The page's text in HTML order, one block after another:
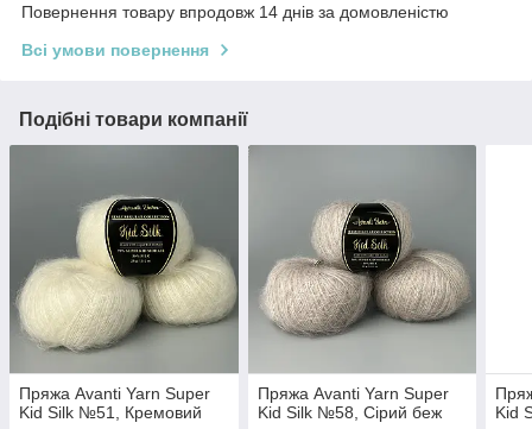
Повернення товару впродовж 14 днів за домовленістю
Всі умови повернення
Подібні товари компанії
Пряжа Avanti Yarn Super
Kid Silk №51, Кремовий
Пряжа Avanti Yarn Super
Kid Silk №58, Сірий беж
Kid